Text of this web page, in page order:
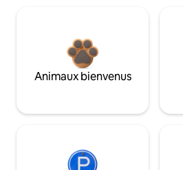
Animaux bienvenus